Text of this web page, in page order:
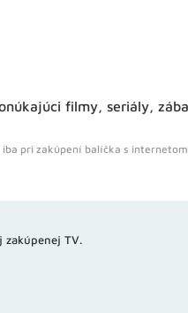
filmy, seriály,
iba pri zakúpení balíčka s
zakúpenej TV.